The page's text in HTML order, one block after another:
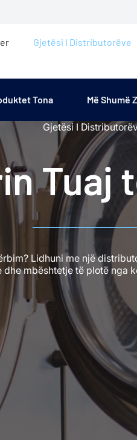
Gjetësi I Distributorëve
Tona Më Shumë
Gjetësi I
Tuaj
Lidhuni me një
dhe mbështetje të plotë nga